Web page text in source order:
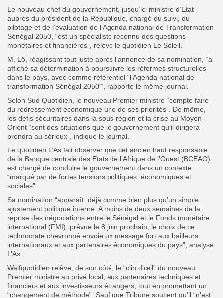
Le nouveau chef du gouvernement, jusqu’ici ministre d’Etat
auprès du président de la République, chargé du suivi, du
pilotage et de l’évaluation de l’Agenda national de Transformation
Sénégal 2050, “est un spécialiste reconnu des questions
monétaires et financières”, relève le quotidien Le Soleil.
M. Lô, réagissant tout juste après l’annonce de sa nomination, “a
affiché sa détermination à poursuivre les réformes structurelles
dans le pays, avec comme référentiel “l’Agenda national de
transformation Sénégal 2050′”, rapporte le même journal.
Selon Sud Quotidien, le nouveau Premier ministre “compte faire
du redressement économique une de ses priorités”. De même,
les défis sécuritaires dans la sous-région et la crise au Moyen-
Orient “sont des situations que le gouvernement qu’il dirigera
prendra au sérieux”, indique le journal.
Le quotidien L’As fait observer que cet ancien haut responsable
de la Banque centrale des Etats de l’Afrique de l’Ouest (BCEAO)
est chargé de conduire le gouvernement dans un contexte
“marqué par de fortes tensions politiques, économiques et
sociales”.
Sa nomination “apparaît déjà comme bien plus qu’un simple
ajustement politique interne. A moins de deux semaines de la
reprise des négociations entre le Sénégal et le Fonds monétaire
international (FMI), prévue le 8 juin prochain, le choix de ce
technocrate chevronné envoie un message fort aux bailleurs
internationaux et aux partenaires économiques du pays”, analyse
L’As.
Walfquotidien relève, de son côté, le “clin d’œil” du nouveau
Premier ministre au privé local, aux partenaires techniques et
financiers et aux investisseurs étrangers, tout en promettant un
“changement de méthode”. Sauf que Tribune soutient qu’il “n’est